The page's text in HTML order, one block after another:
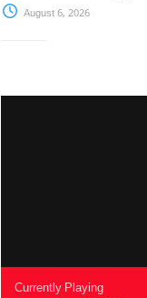
August 6, 2026
Currently Playing